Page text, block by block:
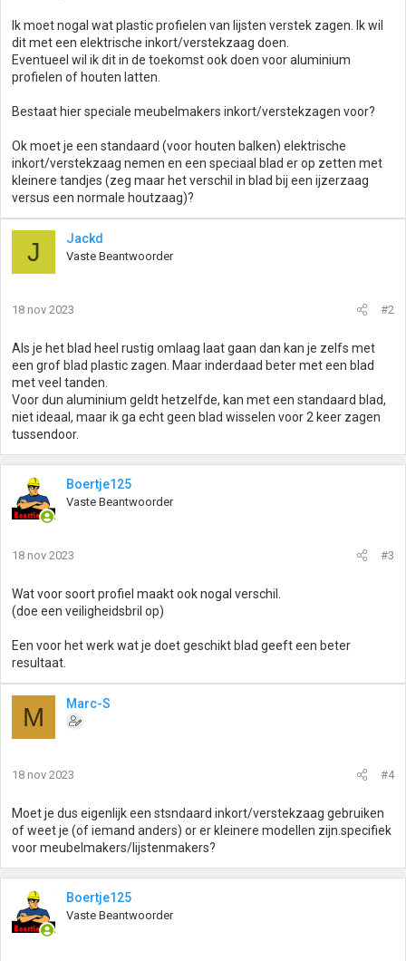
Ik moet nogal wat plastic profielen van lijsten verstek zagen. Ik wil
dit met een elektrische inkort/verstekzaag doen.
Eventueel wil ik dit in de toekomst ook doen voor aluminium
profielen of houten latten.
Bestaat hier speciale meubelmakers inkort/verstekzagen voor?
Ok moet je een standaard (voor houten balken) elektrische
inkort/verstekzaag nemen en een speciaal blad er op zetten met
kleinere tandjes (zeg maar het verschil in blad bij een ijzerzaag
versus een normale houtzaag)?
J Jackd
Vaste Beantwoorder
18 nov 2023 #2
Als je het blad heel rustig omlaag laat gaan dan kan je zelfs met
een grof blad plastic zagen. Maar inderdaad beter met een blad
met veel tanden.
Voor dun aluminium geldt hetzelfde, kan met een standaard blad,
niet ideaal, maar ik ga echt geen blad wisselen voor 2 keer zagen
tussendoor.
Boertje125
Vaste Beantwoorder
18 nov 2023 #3
Wat voor soort profiel maakt ook nogal verschil.
(doe een veiligheidsbril op)
Een voor het werk wat je doet geschikt blad geeft een beter
resultaat.
M Marc-S
18 nov 2023 #4
Moet je dus eigenlijk een stsndaard inkort/verstekzaag gebruiken
of weet je (of iemand anders) or er kleinere modellen zijn.specifiek
voor meubelmakers/lijstenmakers?
Boertje125
Vaste Beantwoorder